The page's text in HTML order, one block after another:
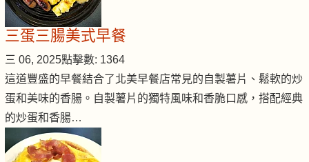
三蛋三腸美式早餐
三 06, 2025點擊數: 1364
這道豐盛的早餐結合了北美早餐店常見的自製薯片、鬆軟的炒
蛋和美味的香腸。自製薯片的獨特風味和香脆口感，搭配經典
的炒蛋和香腸…